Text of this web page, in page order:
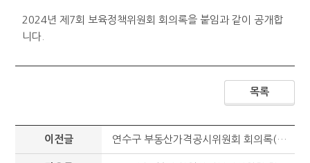
2024년 제7회 보육정책위원회 회의록을 붙임과 같이 공개합
니다.
목록
이전글 연수구 부동산가격공시위원회 회의록(요약)